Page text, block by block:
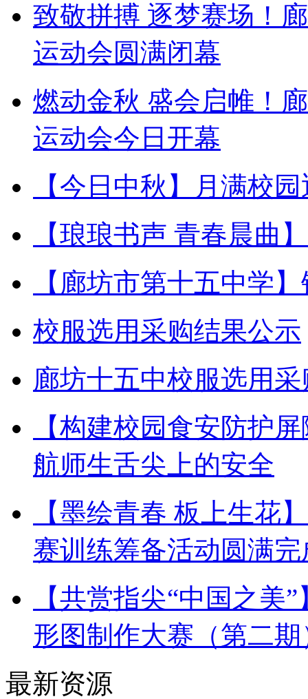
致敬拼搏 逐梦赛场！
运动会圆满闭幕
燃动金秋 盛会启帷！
运动会今日开幕
【今日中秋】月满校
【琅琅书声 青春晨曲
【廊坊市第十五中学
校服选用采购结果公示
廊坊十五中校服选用
【构建校园食安防护
航师生舌尖上的安全
【墨绘青春 板上生花
赛训练筹备活动圆满完
【共赏指尖“中国之美
形图制作大赛（第二期
最新资源